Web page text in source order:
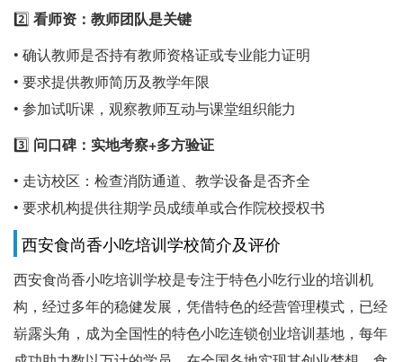
2️⃣ 看师资：教师团队是关键
• 确认教师是否持有教师资格证或专业能力证明
• 要求提供教师简历及教学年限
• 参加试听课，观察教师互动与课堂组织能力
3️⃣ 问口碑：实地考察+多方验证
• 走访校区：检查消防通道、教学设备是否齐全
• 要求机构提供往期学员成绩单或合作院校授权书
西安食尚香小吃培训学校简介及评价
西安食尚香小吃培训学校是专注于特色小吃行业的培训机
构，经过多年的稳健发展，凭借特色的经营管理模式，已经
崭露头角，成为全国性的特色小吃连锁创业培训基地，每年